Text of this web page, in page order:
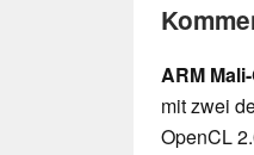
ARM
mit zwei
OpenCL